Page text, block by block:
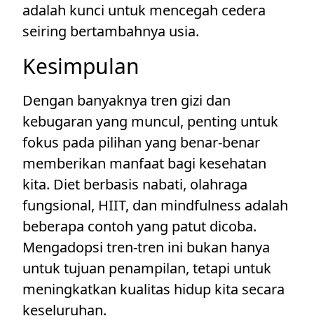
adalah kunci untuk mencegah cedera
seiring bertambahnya usia.
Kesimpulan
Dengan banyaknya tren gizi dan
kebugaran yang muncul, penting untuk
fokus pada pilihan yang benar-benar
memberikan manfaat bagi kesehatan
kita. Diet berbasis nabati, olahraga
fungsional, HIIT, dan mindfulness adalah
beberapa contoh yang patut dicoba.
Mengadopsi tren-tren ini bukan hanya
untuk tujuan penampilan, tetapi untuk
meningkatkan kualitas hidup kita secara
keseluruhan.